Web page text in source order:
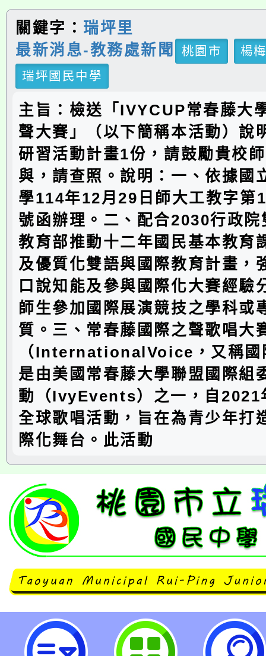
關鍵字： 瑞坪里
最新消息-教務處新聞
桃園市
楊
瑞坪國民中學
主旨：檢送「IVYCUP常春藤大
聲大賽」（以下簡稱本活動）說
研習活動計畫1份，請鼓勵貴校
與，請查照。說明：一、依據國
學114年12月29日師大工教字第
號函辦理。二、配合2030行政院
教育部推動十二年國民基本教育
及優質化雙語與國際教育計畫，
口說知能及參與國際化大賽經驗
師生參加國際展演競技之學科或
質。三、常春藤國際之聲歌唱大
（InternationalVoice，又稱國
是由美國常春藤大學聯盟國際組
動（IvyEvents）之一，自2021
全球歌唱活動，旨在為青少年打
際化舞台。此活動
114「IVY CUP常春藤大學聯盟國
園市立瑞坪國民中學